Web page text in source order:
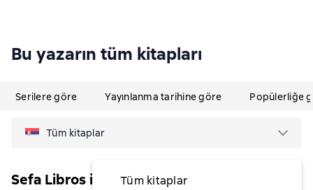
Bu yazarın tüm kitapları
Serilere göre Yayınlanma tarihine göre Popülerliğe
Tüm kitaplar
Tüm kitaplar
Sefa Libros ilustrados en dos idiomas